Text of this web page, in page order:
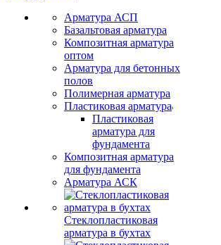
Арматура АСП
Базальтовая арматура
Композитная арматура
оптом
Арматура для бетонных
полов
Полимерная арматура
Пластиковая арматура
Пластиковая
арматура для
фундамента
Композитная арматура
для фундамента
Арматура АСК
Стеклопластиковая
арматура в бухтах